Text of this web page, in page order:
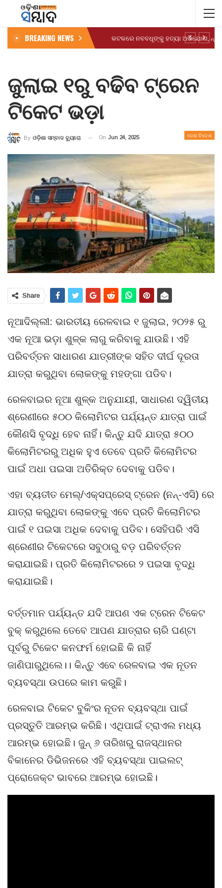
BREAKING NEWS
ଜୁଲାଇ ୧ରୁ ବଢିବ ଟ୍ରେନ
ଟିକେଟ ଭଡ଼ା
ଦେଶ ବିଦେଶ
By ଓଡ଼ିଶା ସମ୍ବାଦ ବ୍ୟୁରୋ On Jun 24, 2025
Share
ନୂଆଦିଲ୍ଲୀ: ଭାରତୀୟ ରେଳବାଇ ୧ ଜୁଲାଇ, ୨୦୨୫ ରୁ
ଏକ ନୂଆ ଭଡ଼ା ଶୁଳ୍କ ଲାଗୁ କରିବାକୁ ଯାଉଛି। ଏହି
ପରିବର୍ତ୍ତନ ସାଧାରଣ ଯାତ୍ରୀଙ୍କ ସହିତ ଦୀର୍ଘ ଦୂରତା
ଯାତ୍ରା କରୁଥିବା ଲୋକଙ୍କୁ ମହଙ୍ଗା ପଡିବ।
ରେଳବାଇର ନୂଆ ଶୁଳ୍କ ଅନୁଯାୟୀ, ସାଧାରଣ ଦ୍ୱିତୀୟ
ଶ୍ରେଣୀରେ ୫୦୦ କିଲୋମିଟର ପର୍ଯ୍ୟନ୍ତ ଯାତ୍ରା ପାଇଁ
କୌଣସି ବୃଦ୍ଧି ହେବ ନାହିଁ। କିନ୍ତୁ ଯଦି ଯାତ୍ରା ୫୦୦
କିଲୋମିଟରରୁ ଅଧିକ ହୁଏ ତେବେ ପ୍ରତି କିଲୋମିଟର
ପାଇଁ ଅଧା ପଇସା ଅତିରିକ୍ତ ଦେବାକୁ ପଡିବ।
ଏହା ବ୍ୟତୀତ ମେଲ୍/ଏକ୍ସପ୍ରେସ୍ ଟ୍ରେନ (ନନ୍-ଏସି) ରେ
ଯାତ୍ରା କରୁଥିବା ଲୋକଙ୍କୁ ଏବେ ପ୍ରତି କିଲୋମିଟର
ପାଇଁ ୧ ପଇସା ଅଧିକ ଦେବାକୁ ପଡିବ। ସେହିପରି ଏସି
ଶ୍ରେଣୀର ଟିକେଟରେ ସବୁଠାରୁ ବଡ଼ ପରିବର୍ତ୍ତନ
କରାଯାଇଛି। ପ୍ରତି କିଲୋମିଟରରେ ୨ ପଇସା ବୃଦ୍ଧି
କରାଯାଇଛି।
ବର୍ତ୍ତମାନ ପର୍ଯ୍ୟନ୍ତ ଯଦି ଆପଣ ଏକ ଟ୍ରେନ ଟିକେଟ
ବୁକ୍ କରୁଥିଲେ ତେବେ ଆପଣ ଯାତ୍ରାର ଚାରି ଘଣ୍ଟା
ପୂର୍ବରୁ ଟିକେଟ କନଫର୍ମ ହୋଇଛି କି ନାହିଁ
ଜାଣିପାରୁଥିଲେ।। କିନ୍ତୁ ଏବେ ରେଳବାଇ ଏକ ନୂତନ
ବ୍ୟବସ୍ଥା ଉପରେ କାମ କରୁଛି।
ରେଳବାଇ ଟିକେଟ ବୁକିଂର ନୂତନ ବ୍ୟବସ୍ଥା ପାଇଁ
ପ୍ରସ୍ତୁତି ଆରମ୍ଭ କରିଛି। ଏଥିପାଇଁ ଟ୍ରାଏଲ ମଧ୍ୟ
ଆରମ୍ଭ ହୋଇଛି। ଜୁନ୍ ୬ ତାରିଖରୁ ରାଜସ୍ଥାନର
ବିକାନେର ଡିଭିଜନରେ ଏହି ବ୍ୟବସ୍ଥା ପାଇଲଟ୍
ପ୍ରୋଜେକ୍ଟ ଭାବରେ ଆରମ୍ଭ ହୋଇଛି।